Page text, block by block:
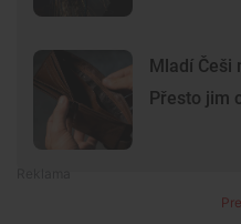
Mladí Češi
Přesto jim